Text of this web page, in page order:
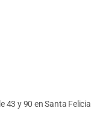
43 y 90 en Santa Felicia